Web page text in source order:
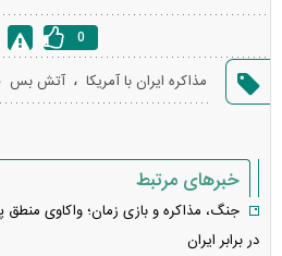
خطا
0
مذاکره ایران با آمریکا ، آتش بس
خبرهای مرتبط
جنگ، مذاکره و بازی زمان؛ واکاوی
در برابر ایران